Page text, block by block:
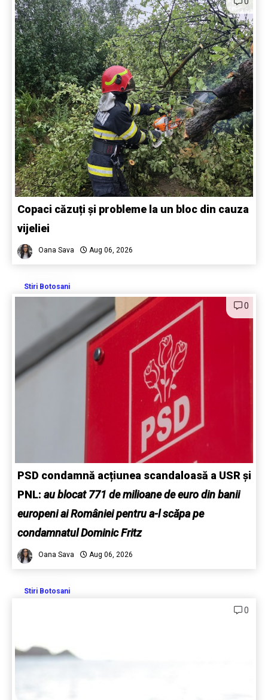
Copaci căzuți și probleme la un bloc din cauza
vijeliei
Oana Sava Aug 06, 2026
Stiri Botosani
0
PSD condamnă acțiunea scandaloasă a USR și
PNL: au blocat 771 de milioane de euro din banii
europeni ai României pentru a-l scăpa pe
condamnatul Dominic Fritz
Oana Sava Aug 06, 2026
Stiri Botosani
0